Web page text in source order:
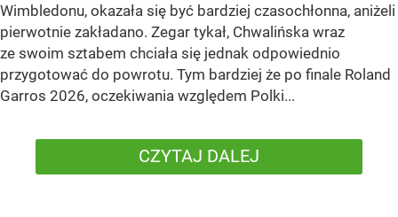
Wimbledonu, okazała się być bardziej czasochłonna, aniżeli
pierwotnie zakładano. Zegar tykał, Chwalińska wraz
ze swoim sztabem chciała się jednak odpowiednio
przygotować do powrotu. Tym bardziej że po finale Roland
Garros 2026, oczekiwania względem Polki...
CZYTAJ DALEJ